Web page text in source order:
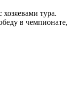
хозяевами тура.
в чемпионате,